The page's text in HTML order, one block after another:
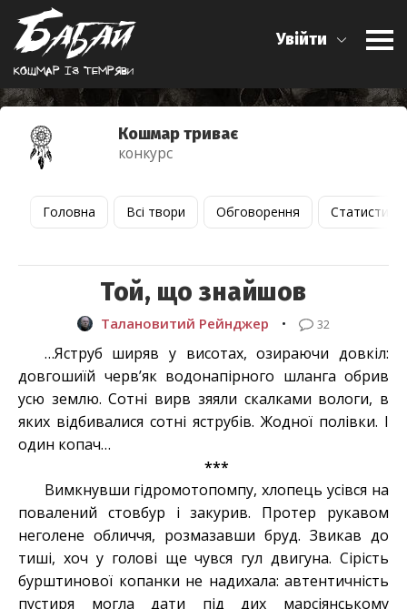
Кошмар iз темряви
Увійти
Кошмар триває
конкурс
Головна Всі твори Обговорення Статистика
Той, що знайшов
Талановитий Рейнджер • 32
…Яструб ширяв у висотах, озираючи довкіл:
довгошиїй черв’як водонапірного шланга обрив
усю землю. Сотні вирв зяяли скалками вологи, в
яких відбивалися сотні яструбів. Жодної полівки. І
один копач…
***
Вимкнувши гідромотопомпу, хлопець усівся на
повалений стовбур і закурив. Протер рукавом
неголене обличчя, розмазавши бруд. Звикав до
тиші, хоч у голові ще чувся гул двигуна. Сірість
бурштинової копанки не надихала: автентичність
пустиря могла дати під дих марсіянському